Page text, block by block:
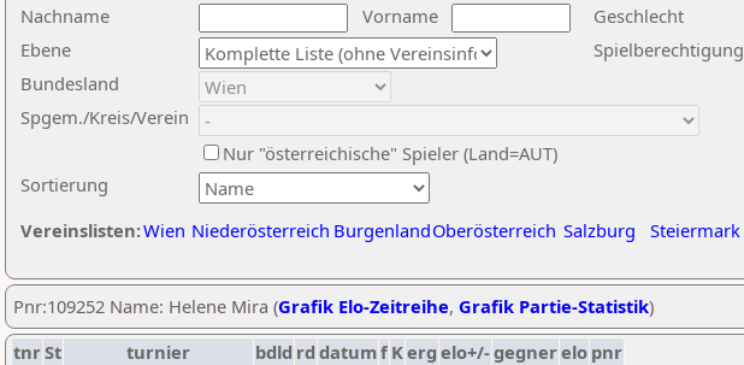
Nachname
Vorname
Ebene
Sortierung
Bundesland
Spgem./Kreis/Verein
Geschlecht
Nur "österreichische" Spieler (Land=AUT)
Spielberechtigung
Vereinslisten:Wien Niederösterreich BurgenlandOberösterreich Salzburg Steiermark
Pnr:109252 Name: Helene Mira (Grafik Elo-Zeitreihe, Grafik Partie-Statistik)
tnrSt turnier bdld rd datumf Kerg elo+/-gegnerelo pnr